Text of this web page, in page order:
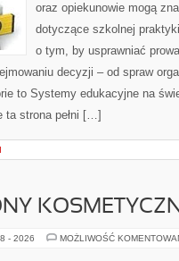
oraz opiekunowie mogą
dotyczące szkolnej
o tym, by usprawniać
decyzji – od spraw
to Systemy edukacyjne na
ta strona pełni […]
- 2026 MOŻLIWOŚĆ